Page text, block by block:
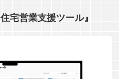
宅営業支援ツール』